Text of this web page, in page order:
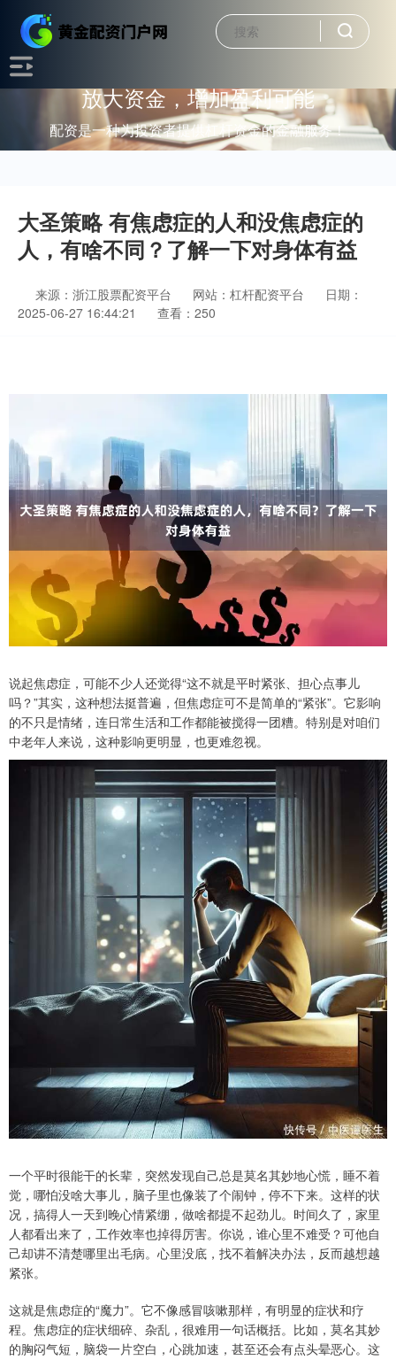
放大资金，增加盈利可能
配资是一种为投资者提供杠杆资金的金融服务！
大圣策略 有焦虑症的人和没焦虑症的
人，有啥不同？了解一下对身体有益
来源：浙江股票配资平台 网站：杠杆配资平台
日期：
2025-06-27 16:44:21
查看：250
说起焦虑症，可能不少人还觉得“这不就是平时紧张、担心点事儿
吗？”其实，这种想法挺普遍，但焦虑症可不是简单的“紧张”。它影响
的不只是情绪，连日常生活和工作都能被搅得一团糟。特别是对咱们
中老年人来说，这种影响更明显，也更难忽视。
一个平时很能干的长辈，突然发现自己总是莫名其妙地心慌，睡不着
觉，哪怕没啥大事儿，脑子里也像装了个闹钟，停不下来。这样的状
况，搞得人一天到晚心情紧绷，做啥都提不起劲儿。时间久了，家里
人都看出来了，工作效率也掉得厉害。你说，谁心里不难受？可他自
己却讲不清楚哪里出毛病。心里没底，找不着解决办法，反而越想越
紧张。
这就是焦虑症的“魔力”。它不像感冒咳嗽那样，有明显的症状和疗
程。焦虑症的症状细碎、杂乱，很难用一句话概括。比如，莫名其妙
的胸闷气短，脑袋一片空白，心跳加速，甚至还会有点头晕恶心。这